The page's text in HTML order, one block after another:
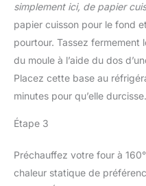
simplement ici, de papier
papier cuisson pour le fond
pourtour. Tassez fermement
du moule à l’aide du dos
Placez cette base au
minutes pour qu’elle durcisse.
Étape 3
Préchauffez votre four à
chaleur statique de